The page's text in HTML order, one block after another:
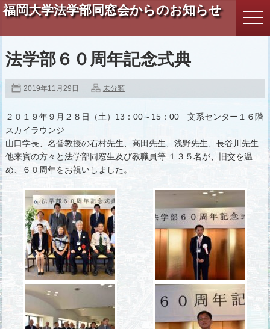
福岡大学法学部同窓会からのお知らせ
法学部６０周年記念式典
2019年11月29日 未分類
２０１９年９月２８日（土）13：00～15：00 文系センター１６階
スカイラウンジ
山口学長、名誉教授の石村先生、高田先生、浅野先生、長谷川先生
他来賓の方々と法学部同窓生及び教職員等 １３５名が、旧交を温
め、６０周年をお祝いしました。